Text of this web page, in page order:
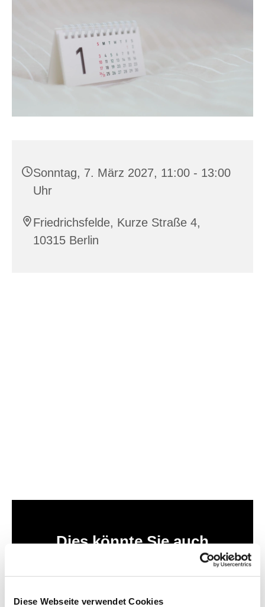
Diese Webseite verwendet Cookies
Sonntag, 7. März 2027, 11:00 - 13:00
Uhr
Friedrichsfelde, Kurze Straße 4,
10315 Berlin
Dies könnte Sie auch